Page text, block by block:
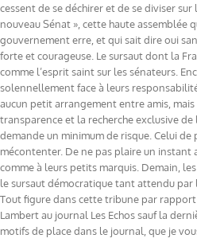
cessent de se déchirer et de se diviser sur
nouveau Sénat », cette haute assemblée
gouvernement erre, et qui sait dire oui
forte et courageuse. Le sursaut dont la
comme l’esprit saint sur les sénateurs.
solennellement face à leurs
aucun petit arrangement entre amis,
transparence et la recherche exclusive de
demande un minimum de risque. Celui
mécontenter. De ne pas plaire un instant
comme à leurs petits marquis. Demain,
le sursaut démocratique tant attendu par
Tout figure dans cette tribune par
Lambert au journal Les Echos sauf la
motifs de place dans le journal, que je